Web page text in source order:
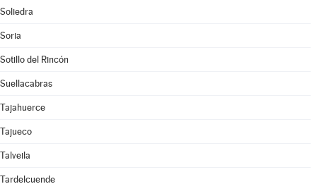
Soliedra
Soria
Sotillo del Rincón
Suellacabras
Tajahuerce
Tajueco
Talveila
Tardelcuende